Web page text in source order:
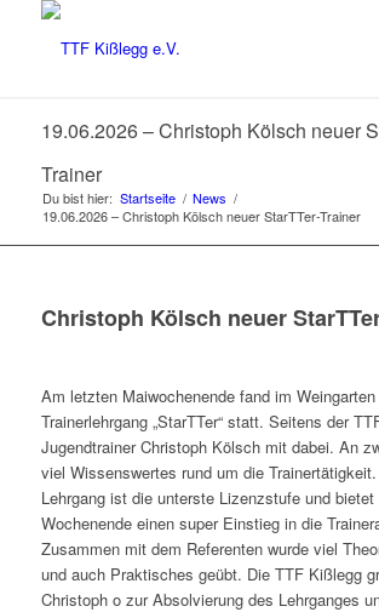
19.06.2026 – Christoph Kölsch neuer
Trainer
Du bist hier: Startseite / News /
19.06.2026 – Christoph Kölsch neuer StarTTer-Trainer
Christoph Kölsch neuer
Am letzten Maiwochenende fand im Weingarten
Trainerlehrgang „StarTTer“ statt. Seitens der
Jugendtrainer Christoph Kölsch mit dabei. An
viel Wissenswertes rund um die
Lehrgang ist die unterste Lizenzstufe und bietet
Wochenende einen super Einstieg in die
Zusammen mit dem Referenten wurde viel
und auch Praktisches geübt. Die TTF Kißlegg
Christoph o zur Absolvierung des Lehrganges